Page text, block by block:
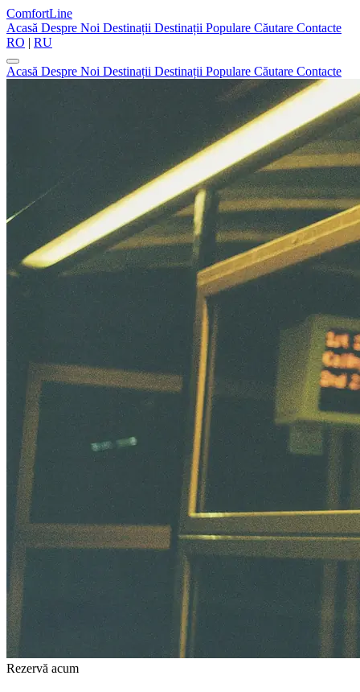
ComfortLine
Acasă Despre Noi Destinații Destinații Populare Căutare Contacte
RO | RU
Acasă Despre Noi Destinații Destinații Populare Căutare Contacte
Rezervă acum